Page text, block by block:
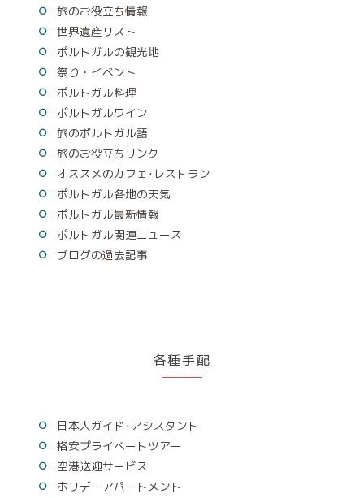
旅のお役立ち情報
世界遺産リスト
ポルトガルの観光地
祭り・イベント
ポルトガル料理
ポルトガルワイン
旅のポルトガル語
旅のお役立ちリンク
オススメのカフェ･レストラン
ポルトガル各地の天気
ポルトガル最新情報
ポルトガル関連ニュース
ブログの過去記事
各種手配
日本人ガイド･アシスタント
格安プライベートツアー
空港送迎サービス
ホリデーアパートメント